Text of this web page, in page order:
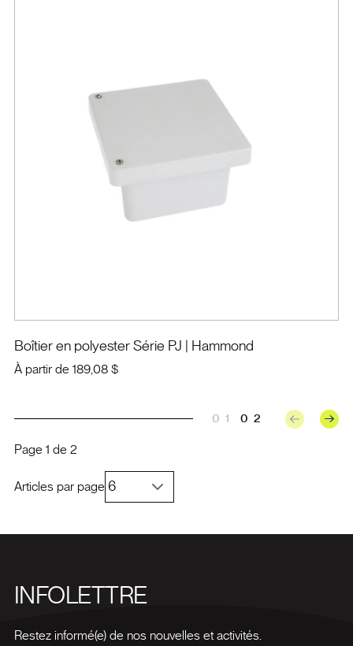
Boîtier en polyester Série PJ | Hammond
À partir de 189,08 $
01 02
Page 1 de 2
Articles par page
INFOLETTRE
Restez informé(e) de nos nouvelles et activités.